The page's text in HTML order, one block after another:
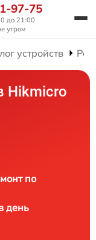
97-75
до 21:00
утром
устройств
Hikmicro
по
день